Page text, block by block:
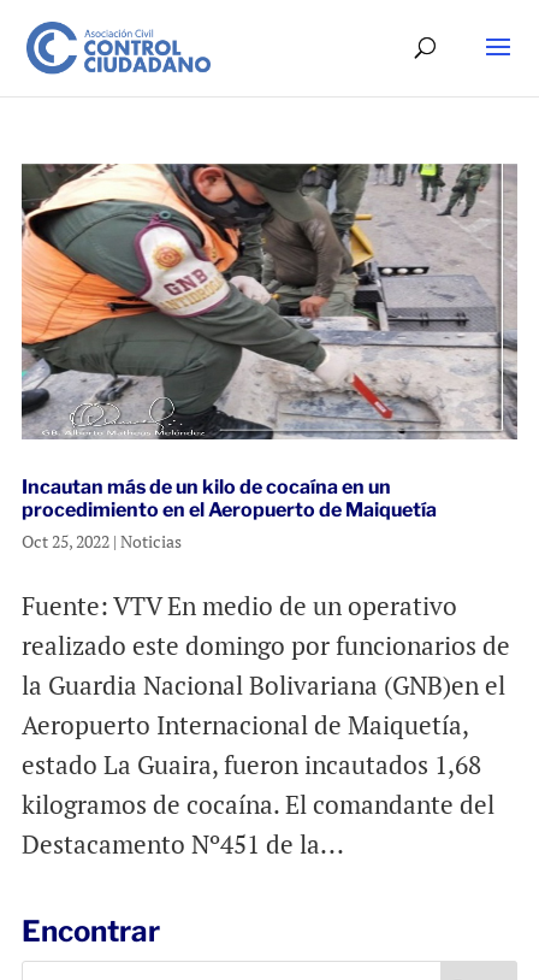
Incautan más de un kilo de cocaína en un
procedimiento en el Aeropuerto de Maiquetía
Oct 25, 2022| Noticias
Fuente: VTV En medio de un operativo
realizado este domingo por funcionarios de
la Guardia Nacional Bolivariana (GNB)en el
Aeropuerto Internacional de Maiquetía,
estado La Guaira, fueron incautados 1,68
kilogramos de cocaína. El comandante del
Destacamento Nº451 de la...
Encontrar